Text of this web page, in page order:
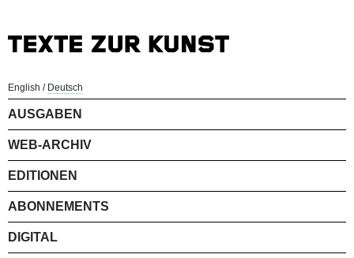
English / Deutsch
AUSGABEN
WEB-ARCHIV
EDITIONEN
ABONNEMENTS
DIGITAL